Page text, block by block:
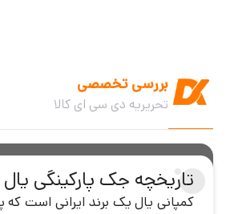
بررسی تخصصی
تحریریه دی سی ای کالا
تاریخچه جک پارکینگی یال
کمپانی یال یک برند ایرانی است که پس از تست جکهایش